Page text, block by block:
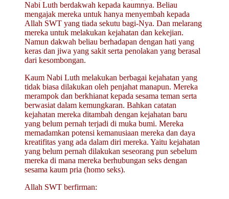
Nabi Luth berdakwah kepada kaumnya. Beliau
mengajak mereka untuk hanya menyembah kepada
Allah SWT yang tiada sekutu bagi-Nya. Dan melarang
mereka untuk melakukan kejahatan dan kekejian.
Namun dakwah beliau berhadapan dengan hati yang
keras dan jiwa yang sakit serta penolakan yang berasal
dari kesombongan.
Kaum Nabi Luth melakukan berbagai kejahatan yang
tidak biasa dilakukan oleh penjahat manapun. Mereka
merampok dan berkhianat kepada sesama teman serta
berwasiat dalam kemungkaran. Bahkan catatan
kejahatan mereka ditambah dengan keja­hatan baru
yang belum pernah terjadi di muka bumi. Mereka
memadamkan potensi kemanusiaan mereka dan daya
kreatifitas yang ada dalam diri mereka. Yaitu kejahatan
yang belum pernah dilakukan seseorang pun sebelum
mereka di mana mereka berhubungan seks dengan
sesama kaum pria (homo seks).
Allah SWT berfirman: